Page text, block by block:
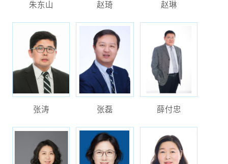
朱东山 赵琦 赵琳
张涛 张磊 薛付忠